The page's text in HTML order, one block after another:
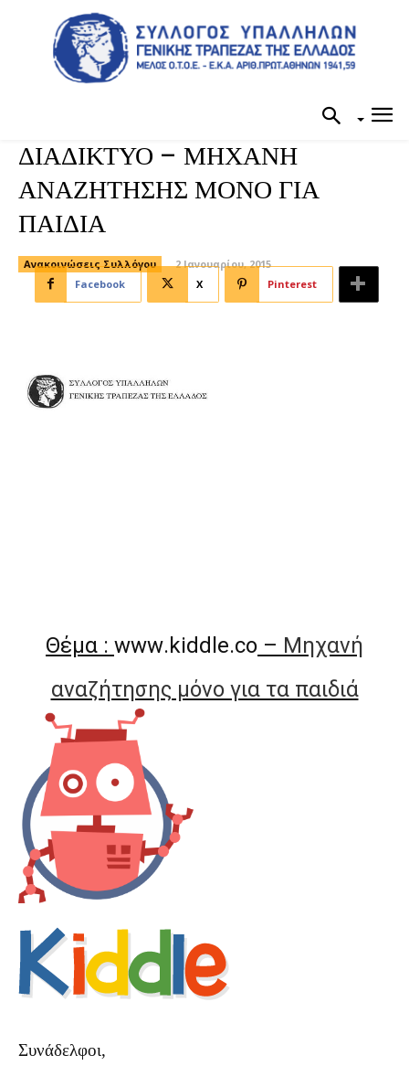
ΔΙΑΔΙΚΤΥΟ – ΜΗΧΑΝΗ
ΑΝΑΖΗΤΗΣΗΣ ΜΟΝΟ ΓΙΑ
ΠΑΙΔΙΑ
Ανακοινώσεις Συλλόγου
2 Ιανουαρίου, 2015
Facebook
X Pinterest
Θέμα : www.kiddle.co – Μηχανή
αναζήτησης μόνο για τα παιδιά
Συνάδελφοι,